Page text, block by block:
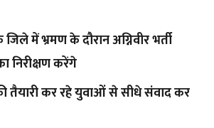
जिले में भ्रमण के दौरान अग्निवीर भर्ती
निरीक्षण करेंगे
की तैयारी कर रहे युवाओं से सीधे संवाद कर